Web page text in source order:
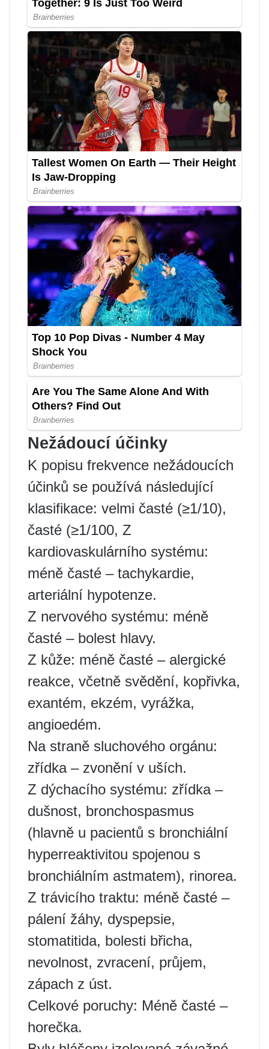
Nežádoucí účinky
K popisu frekvence nežádoucích
účinků se používá následující
klasifikace: velmi časté (≥1/10),
časté (≥1/100, Z
kardiovaskulárního systému:
méně časté – tachykardie,
arteriální hypotenze.
Z nervového systému: méně
časté – bolest hlavy.
Z kůže: méně časté – alergické
reakce, včetně svědění, kopřivka,
exantém, ekzém, vyrážka,
angioedém.
Na straně sluchového orgánu:
zřídka – zvonění v uších.
Z dýchacího systému: zřídka –
dušnost, bronchospasmus
(hlavně u pacientů s bronchiální
hyperreaktivitou spojenou s
bronchiálním astmatem), rinorea.
Z trávicího traktu: méně časté –
pálení žáhy, dyspepsie,
stomatitida, bolesti břicha,
nevolnost, zvracení, průjem,
zápach z úst.
Celkové poruchy: Méně časté –
horečka.